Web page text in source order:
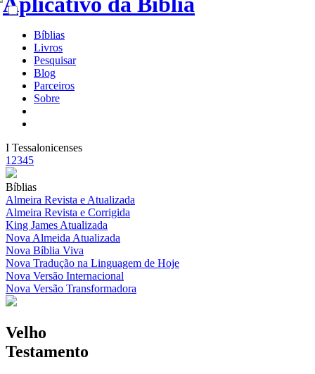
Bíblias
Livros
Pesquisar
Blog
Parceiros
Sobre
I Tessalonicenses
1 2345
Bíblias
Almeira Revista e Atualizada
Almeira Revista e Corrigida
King James Atualizada
Nova Almeida Atualizada
Nova Bíblia Viva
Nova Tradução na Linguagem de Hoje
Nova Versão Internacional
Nova Versão Transformadora
Velho
Testamento